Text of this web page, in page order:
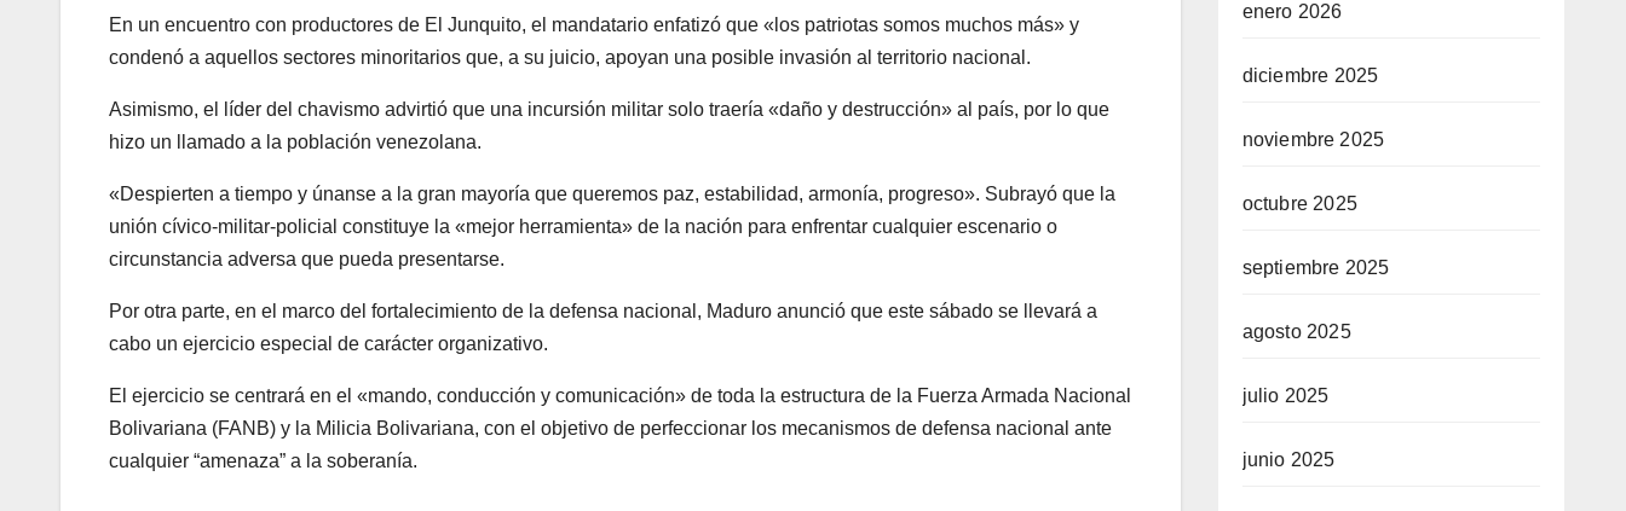
En un encuentro con productores de El Junquito, el mandatario enfatizó que «los patriotas somos muchos más» y
condenó a aquellos sectores minoritarios que, a su juicio, apoyan una posible invasión al territorio nacional.
Asimismo, el líder del chavismo advirtió que una incursión militar solo traería «daño y destrucción» al país, por lo que
hizo un llamado a la población venezolana.
«Despierten a tiempo y únanse a la gran mayoría que queremos paz, estabilidad, armonía, progreso». Subrayó que la
unión cívico-militar-policial constituye la «mejor herramienta» de la nación para enfrentar cualquier escenario o
circunstancia adversa que pueda presentarse.
Por otra parte, en el marco del fortalecimiento de la defensa nacional, Maduro anunció que este sábado se llevará a
cabo un ejercicio especial de carácter organizativo.
El ejercicio se centrará en el «mando, conducción y comunicación» de toda la estructura de la Fuerza Armada Nacional
Bolivariana (FANB) y la Milicia Bolivariana, con el objetivo de perfeccionar los mecanismos de defensa nacional ante
cualquier “amenaza” a la soberanía.
enero 2026
diciembre 2025
noviembre 2025
octubre 2025
septiembre 2025
agosto 2025
julio 2025
junio 2025